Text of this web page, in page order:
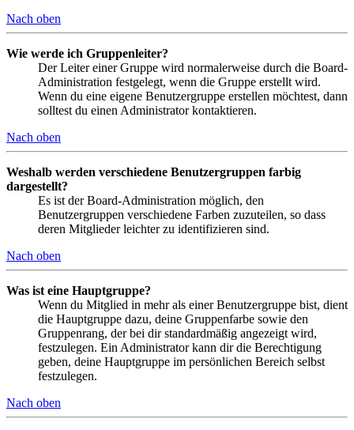
Nach oben
Wie werde ich Gruppenleiter?
Der Leiter einer Gruppe wird normalerweise durch die Board-
Administration festgelegt, wenn die Gruppe erstellt wird.
Wenn du eine eigene Benutzergruppe erstellen möchtest, dann
solltest du einen Administrator kontaktieren.
Nach oben
Weshalb werden verschiedene Benutzergruppen farbig
dargestellt?
Es ist der Board-Administration möglich, den
Benutzergruppen verschiedene Farben zuzuteilen, so dass
deren Mitglieder leichter zu identifizieren sind.
Nach oben
Was ist eine Hauptgruppe?
Wenn du Mitglied in mehr als einer Benutzergruppe bist, dient
die Hauptgruppe dazu, deine Gruppenfarbe sowie den
Gruppenrang, der bei dir standardmäßig angezeigt wird,
festzulegen. Ein Administrator kann dir die Berechtigung
geben, deine Hauptgruppe im persönlichen Bereich selbst
festzulegen.
Nach oben